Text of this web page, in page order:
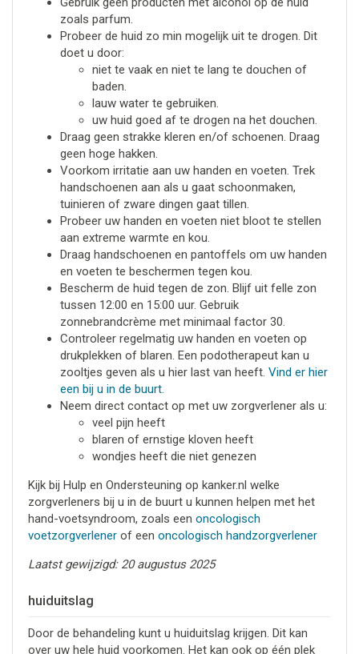
zoals parfum.
Probeer de huid zo min mogelijk uit te drogen. Dit
doet u door:
niet te vaak en niet te lang te douchen of
baden.
lauw water te gebruiken.
uw huid goed af te drogen na het douchen.
Draag geen strakke kleren en/of schoenen. Draag
geen hoge hakken.
Voorkom irritatie aan uw handen en voeten. Trek
handschoenen aan als u gaat schoonmaken,
tuinieren of zware dingen gaat tillen.
Probeer uw handen en voeten niet bloot te stellen
aan extreme warmte en kou.
Draag handschoenen en pantoffels om uw handen
en voeten te beschermen tegen kou.
Bescherm de huid tegen de zon. Blijf uit felle zon
tussen 12:00 en 15:00 uur. Gebruik
zonnebrandcrème met minimaal factor 30.
Controleer regelmatig uw handen en voeten op
drukplekken of blaren. Een podotherapeut kan u
zooltjes geven als u hier last van heeft. Vind er hier
een bij u in de buurt.
Neem direct contact op met uw zorgverlener als u:
veel pijn heeft
blaren of ernstige kloven heeft
wondjes heeft die niet genezen
Kijk bij Hulp en Ondersteuning op kanker.nl welke
zorgverleners bij u in de buurt u kunnen helpen met het
hand-voetsyndroom, zoals een oncologisch
voetzorgverlenerof een oncologisch handzorgverlener
Laatst gewijzigd: 20 augustus 2025
huiduitslag
Door de behandeling kunt u huiduitslag krijgen. Dit kan
over uw hele huid voorkomen. Het kan ook op één plek